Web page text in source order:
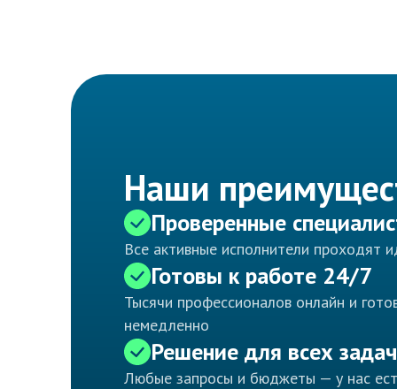
Наши
Проверенные
Все активные исполнители проходят
Готовы к работе 24/7
Тысячи профессионалов онлайн и
немедленно
Решение для всех задач
Любые запросы и бюджеты — у нас